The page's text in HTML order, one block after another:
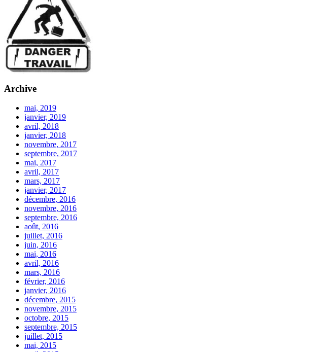
Archive
mai, 2019
janvier, 2019
avril, 2018
janvier, 2018
novembre, 2017
septembre, 2017
mai, 2017
avril, 2017
mars, 2017
janvier, 2017
décembre, 2016
novembre, 2016
septembre, 2016
août, 2016
juillet, 2016
juin, 2016
mai, 2016
avril, 2016
mars, 2016
février, 2016
janvier, 2016
décembre, 2015
novembre, 2015
octobre, 2015
septembre, 2015
juillet, 2015
mai, 2015